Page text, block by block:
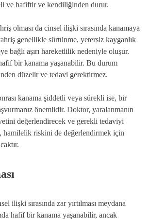
ve hafiftir ve kendiliğinden durur.
olması da cinsel ilişki sırasında kanamaya
genellikle sürtünme, yetersiz kayganlık
bağlı aşırı hareketlilik nedeniyle oluşur.
bir kanama yaşanabilir. Bu durum
düzelir ve tedavi gerektirmez.
kanama şiddetli veya sürekli ise, bir
önemlidir. Doktor, yaralanmanın
değerlendirecek ve gerekli tedaviyi
hamilelik riskini de değerlendirmek için
ilişki sırasında zar yırtılması meydana
hafif bir kanama yaşanabilir, ancak